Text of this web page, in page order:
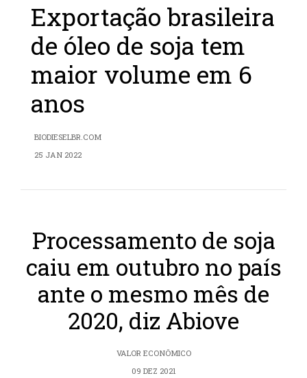
Exportação brasileira
de óleo de soja tem
maior volume em 6
anos
BIODIESELBR.COM
25 JAN 2022
Processamento de soja
caiu em outubro no país
ante o mesmo mês de
2020, diz Abiove
VALOR ECONÔMICO
09 DEZ 2021